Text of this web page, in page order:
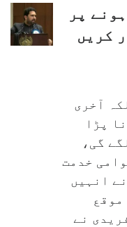
پر
کریں
آخری
پڑا
گی،
خدمت
انہیں
موقع
نے